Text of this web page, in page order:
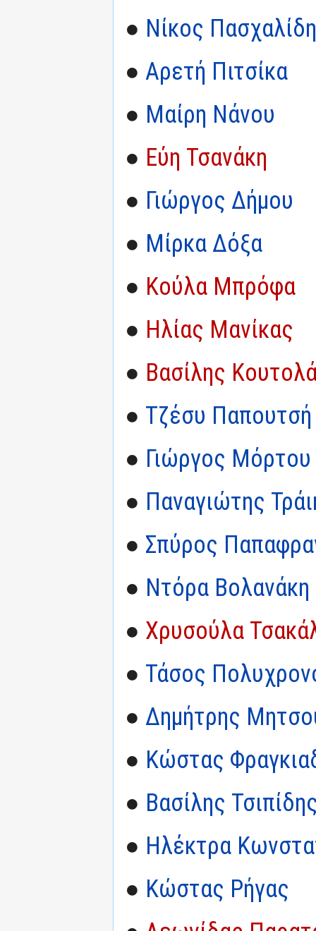
● Νίκος
● Αρετή Πιτσίκα
● Μαίρη Νάνου
● Εύη Τσανάκη
● Γιώργος Δήμου
● Μίρκα Δόξα
● Κούλα Μπρόφα
● Ηλίας Μανίκας
● Βασίλης
● Τζέσυ Παπουτσή
● Γιώργος Μόρτου
● Παναγιώτης
● Σπύρος
● Ντόρα Βολανάκη
● Χρυσούλα
● Τάσος
● Δημήτρης
● Κώστας
● Βασίλης
● Ηλέκτρα
● Κώστας Ρήγας